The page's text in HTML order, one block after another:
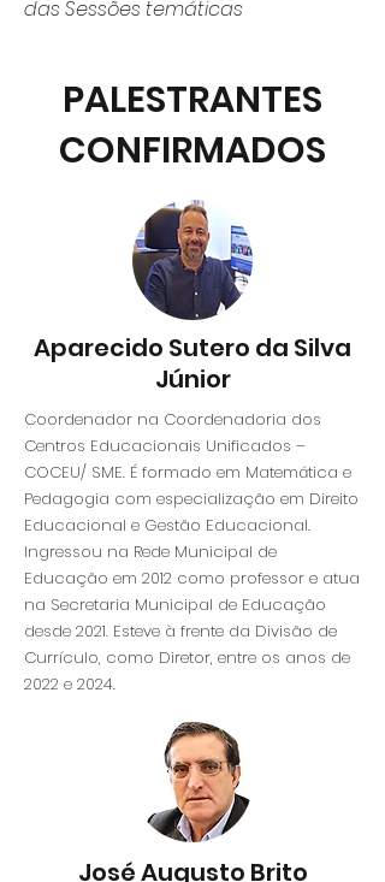
das Sessões temáticas
PALESTRANTES
CONFIRMADOS
Aparecido Sutero da Silva
Júnior
Coordenador na Coordenadoria dos
Centros Educacionais Unificados –
COCEU/ SME. É formado em Matemática e
Pedagogia com especialização em Direito
Educacional e Gestão Educacional.
Ingressou na Rede Municipal de
Educação em 2012 como professor e atua
na Secretaria Municipal de Educação
desde 2021. Esteve à frente da Divisão de
Currículo, como Diretor, entre os anos de
2022 e 2024.
José Augusto Brito